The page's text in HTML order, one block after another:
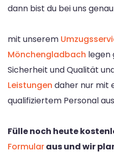
dann bist du bei uns
mit unserem
Mönchengladbach legen
Sicherheit und Qualität
Leistungen daher nur mit
qualifiziertem Personal
Fülle noch heute
Formularaus und wir